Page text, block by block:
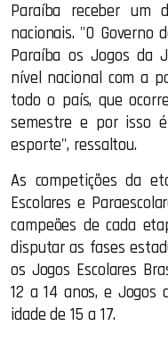
Paraíba receber um
nacionais. "O Governo
Paraíba os Jogos da
nível nacional com a
todo o país, que
semestre e por isso
esporte", ressaltou.
As competições da
Escolares e
campeões de cada
disputar as fases
os Jogos Escolares
12 a 14 anos, e Jogos
idade de 15 a 17.